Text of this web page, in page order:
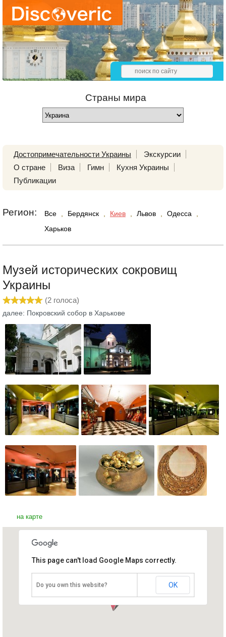
Страны мира
Достопримечательности Украины
Экскурсии
О стране
Виза Гимн
Кухня Украины
Публикации
Регион: Все Бердянск Киев Львов Одесса
Харьков
Музей исторических сокровищ
Украины
(2 голоса)
далее: Покровский собор в Харькове
на карте
Музей исторических сокровищ
This page can't load Google Maps correctly.
Do you own this website? OK